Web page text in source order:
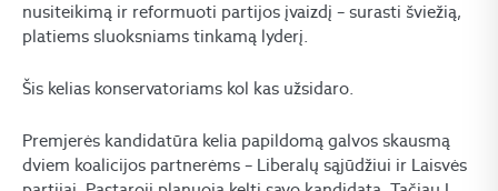
nusiteikimą ir reformuoti partijos įvaizdį – surasti šviežią,
platiems sluoksniams tinkamą lyderį.
Šis kelias konservatoriams kol kas užsidaro.
Premjerės kandidatūra kelia papildomą galvos skausmą
dviem koalicijos partnerėms – Liberalų sąjūdžiui ir Laisvės